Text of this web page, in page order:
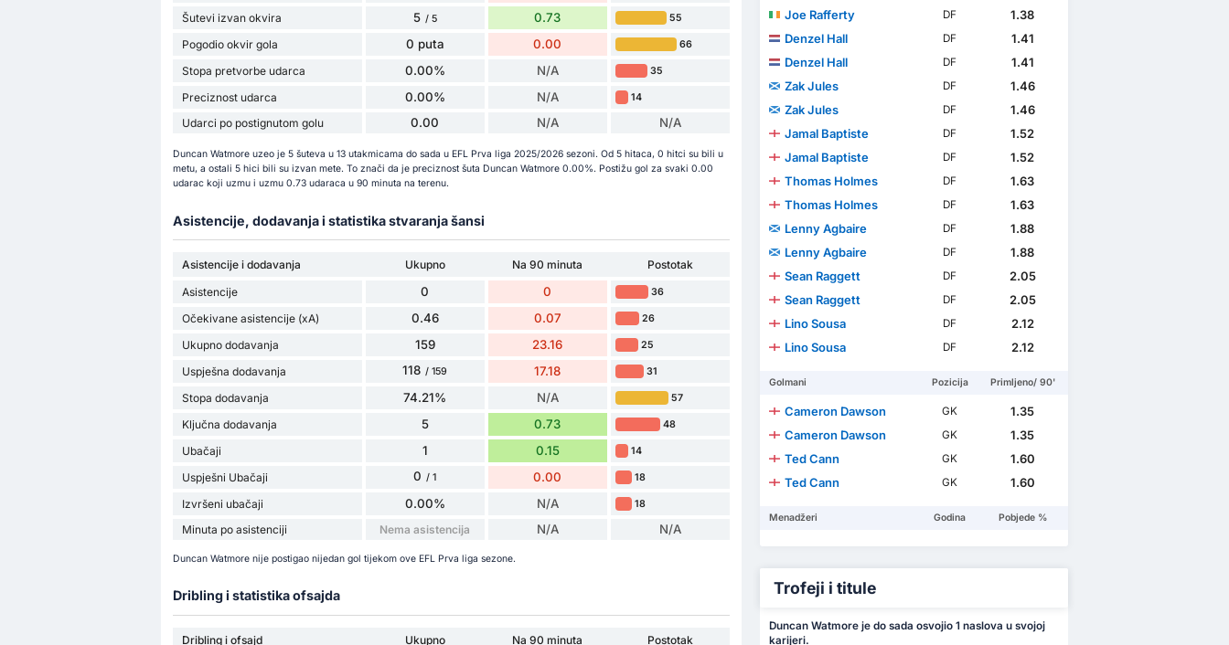
Šutevi izvan okvira 5 / 5 0.73 55
Pogodio okvir gola 0 puta 0.00 66
Stopa pretvorbe udarca 0.00% N/A 35
Preciznost udarca 0.00% N/A 14
Udarci po postignutom golu 0.00 N/A N/A
Duncan Watmore uzeo je 5 šuteva u 13 utakmicama do sada u EFL Prva liga 2025/2026 sezoni. Od 5 hitaca, 0 hitci su bili u
metu, a ostali 5 hici bili su izvan mete. To znači da je preciznost šuta Duncan Watmore 0.00%. Postižu gol za svaki 0.00
udarac koji uzmu i uzmu 0.73 udaraca u 90 minuta na terenu.
Asistencije, dodavanja i statistika stvaranja šansi
Asistencije i dodavanja Ukupno Na 90 minuta
Postotak
Asistencije
0 0 36
Očekivane asistencije (xA) 0.46 0.07 26
Ukupno dodavanja 159 23.16 25
Uspješna dodavanja 118 / 159 17.18 31
Stopa dodavanja 74.21% N/A 57
Ključna dodavanja 5 0.73 48
Ubačaji 1 0.15 14
Uspješni Ubačaji 0 / 1 0.00 18
Izvršeni ubačaji 0.00% N/A 18
Minuta po asistenciji Nema asistencija N/A N/A
Duncan Watmore nije postigao nijedan gol tijekom ove EFL Prva liga sezone.
Dribling i statistika ofsajda
Dribling i ofsajd Ukupno Na 90 minuta
Postotak
Joe Rafferty
DF
1.38
Denzel Hall
DF
1.41
Denzel Hall
DF
1.41
Zak Jules
DF
1.46
Zak Jules
DF
1.46
Jamal Baptiste
DF
1.52
Jamal Baptiste
DF
1.52
Thomas Holmes
DF
1.63
Thomas Holmes
DF
1.63
Lenny Agbaire
DF
1.88
Lenny Agbaire
DF
1.88
Sean Raggett
DF
2.05
Sean Raggett
DF
2.05
Lino Sousa
DF
2.12
Lino Sousa
DF 2.12
Golmani Pozicija Primljeno/ 90'
Cameron Dawson GK
1.35
Cameron Dawson
GK
1.35
Ted Cann
GK
1.60
Ted Cann
GK 1.60
Menadžeri Godina Pobjede %
Trofeji i titule
Duncan Watmore je do sada osvojio 1 naslova u svojoj
karijeri.